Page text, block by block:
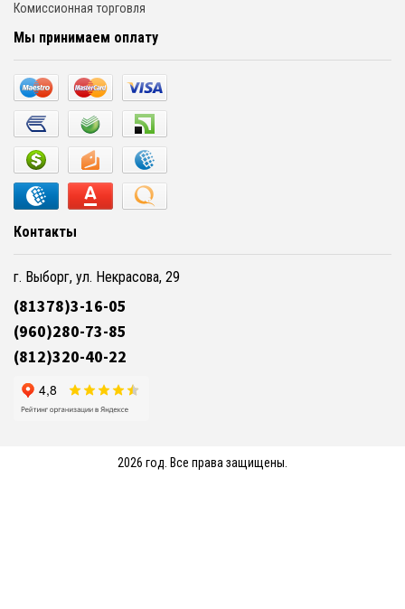
Комиссионная торговля
Мы принимаем оплату
Контакты
г. Выборг, ул. Некрасова, 29
(81378)3-16-05
(960)280-73-85
(812)320-40-22
2026 год. Все права защищены.